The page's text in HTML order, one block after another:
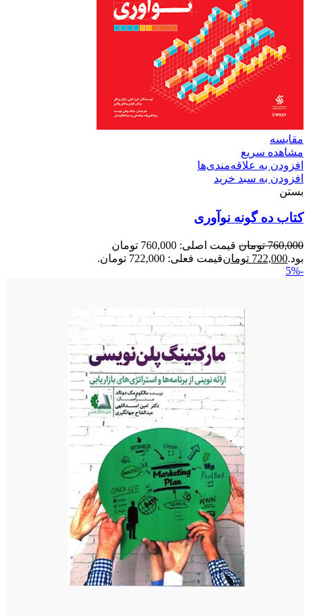
مقایسه
مشاهده سریع
افزودن به علاقه‌مندی‌ها
افزودن به سبد خرید
بستن
کتاب ده گونه نوآوری
760,000 تومان
قیمت اصلی: 760,000 تومان
بود.722,000 تومانقیمت فعلی: 722,000 تومان.
-5%